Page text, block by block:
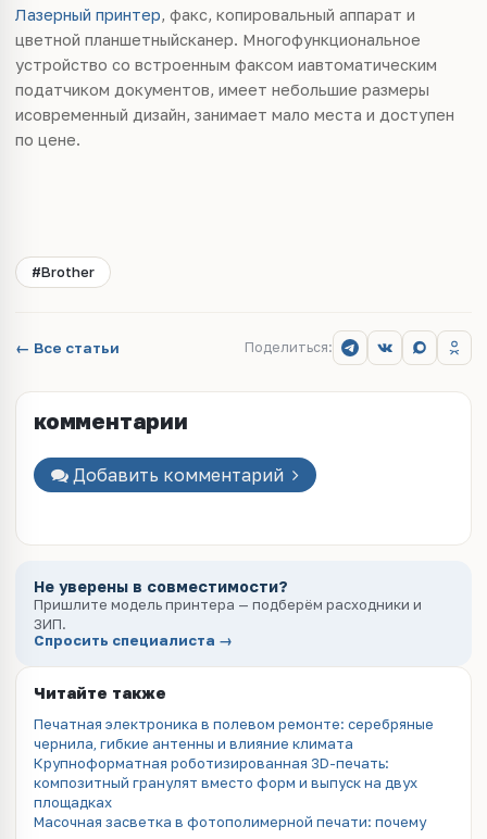
Лазерный принтер, факс, копировальный аппарат и
цветной планшетныйсканер. Многофункциональное
устройство со встроенным факсом иавтоматическим
податчиком документов, имеет небольшие размеры
исовременный дизайн, занимает мало места и доступен
по цене.
#Brother
← Все статьи Поделиться:
комментарии
Добавить комментарий
Не уверены в совместимости?
Пришлите модель принтера — подберём расходники и
ЗИП.
Спросить специалиста →
Читайте также
Печатная электроника в полевом ремонте: серебряные
чернила, гибкие антенны и влияние климата
Крупноформатная роботизированная 3D-печать:
композитный гранулят вместо форм и выпуск на двух
площадках
Масочная засветка в фотополимерной печати: почему